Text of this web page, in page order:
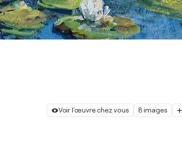
Voir l'œuvre chez vous 8 images